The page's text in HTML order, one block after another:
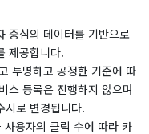
중심의 데이터를 기반으로
제공합니다.
투명하고 공정한 기준에 따
스 등록은 진행하지 않으며
시로 변경됩니다.
사용자의 클릭 수에 따라 카